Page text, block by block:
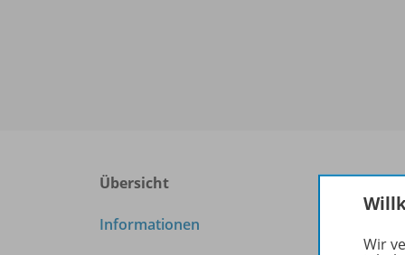
Übersicht
Informationen
Wir